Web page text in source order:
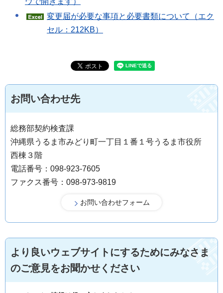
変更届が必要な事項と必要書類について（エク
セル：212KB）
お問い合わせ先
総務部契約検査課
沖縄県うるま市みどり町一丁目１番１号うるま市役所
西棟３階
電話番号：098-923-7605
ファクス番号：098-973-9819
より良いウェブサイトにするためにみなさま
のご意見をお聞かせください